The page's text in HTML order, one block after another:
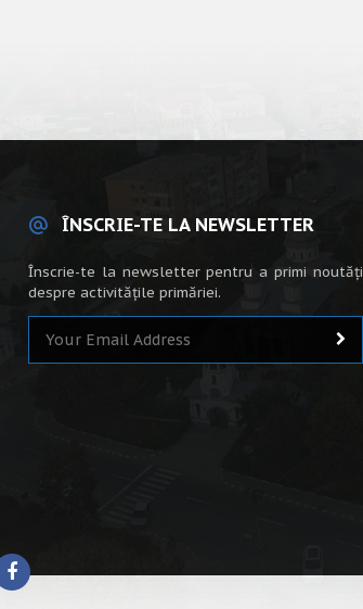
ÎNSCRIE-TE LA NEWSLETTER
Înscrie-te la newsletter pentru a primi noutăți
despre activitățile primăriei.